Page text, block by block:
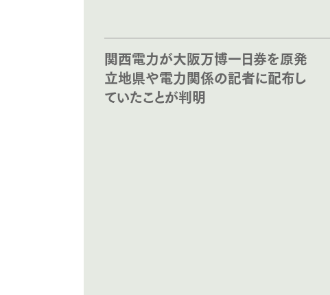
関西電力が大阪万博一日券を原発
立地県や電力関係の記者に配布し
ていたことが判明